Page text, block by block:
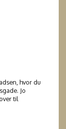
hvor du
Jo
til